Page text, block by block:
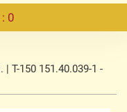
: 0
Т-150 151.40.039-1 -